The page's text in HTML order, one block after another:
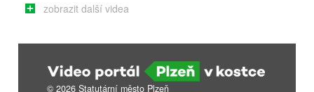
zobrazit další videa
© 2026 Statutární město Plzeň